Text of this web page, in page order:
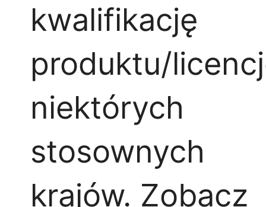
kwalifikację
produktu/
niektórych
stosownych
krajów. Zobacz